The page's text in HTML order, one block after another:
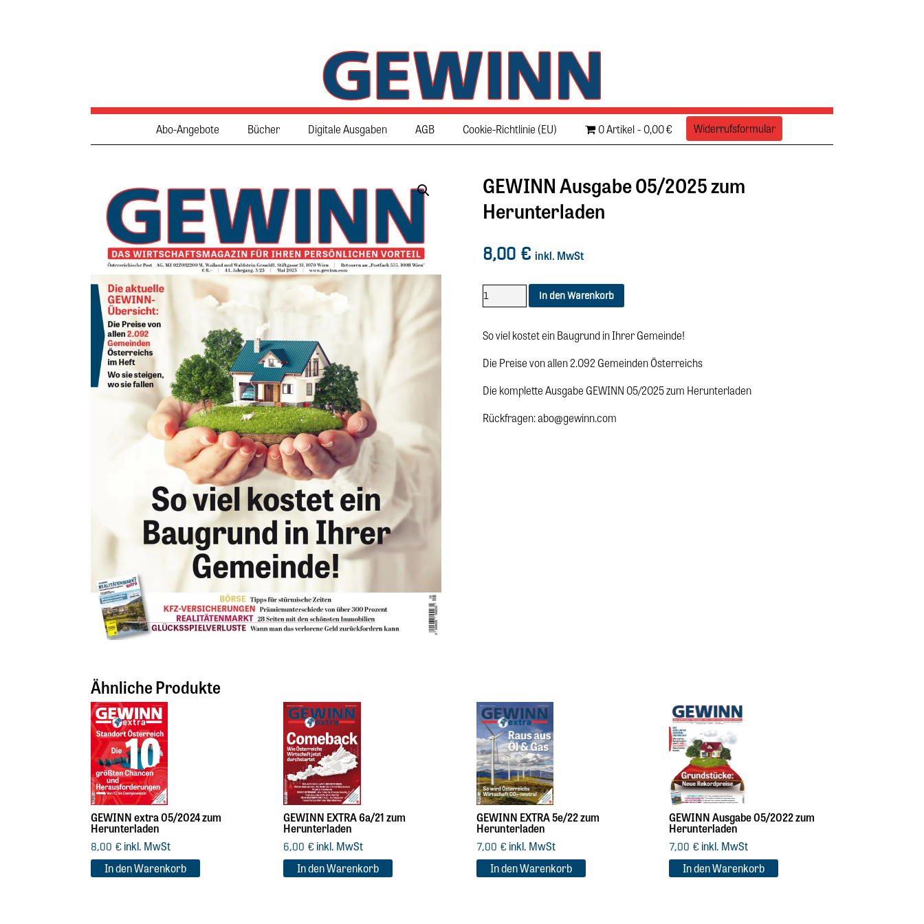
Abo-Angebote Bücher Digitale Ausgaben AGB Cookie-Richtlinie (EU) 0 Artikel 0,00 € Widerrufsformular
GEWINN Ausgabe 05/2025 zum
Herunterladen
8,00 € inkl. MwSt
In den Warenkorb
So viel kostet ein Baugrund in Ihrer Gemeinde!
Die Preise von allen 2.092 Gemeinden Österreichs
Die komplette Ausgabe GEWINN 05/2025 zum Herunterladen
Rückfragen: abo@gewinn.com
Ähnliche Produkte
GEWINN extra 05/2024 zum
Herunterladen
8,00 € inkl. MwSt
In den Warenkorb
GEWINN EXTRA 6a/21 zum
Herunterladen
6,00 € inkl. MwSt
In den Warenkorb
GEWINN EXTRA 5e/22 zum
Herunterladen
7,00 € inkl. MwSt
In den Warenkorb
GEWINN Ausgabe 05/2022 zum
Herunterladen
7,00 € inkl. MwSt
In den Warenkorb